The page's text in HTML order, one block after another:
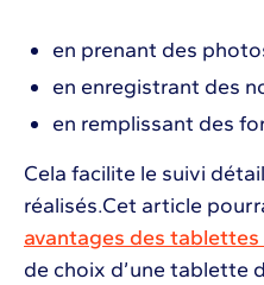
en prenant des
en enregistrant des
en remplissant des
Cela facilite le suivi
réalisés.Cet article
avantages des
de choix d’une tablette